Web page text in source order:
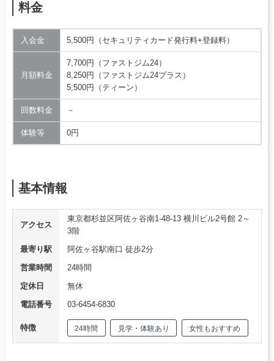
料金
入会金 5,500円（セキュリティカード発行料+登録料）
月額料金
7,700円（ファストジム24）
8,250円（ファストジム24プラス）
5,500円（ティーン）
回数料金 －
体験等 0円
基本情報
アクセス
東京都杉並区阿佐ヶ谷南1-48-13 横川ビル2号館 2～
3階
最寄り駅
阿佐ヶ谷駅南口 徒歩2分
営業時間
24時間
定休日
無休
電話番号
03-6454-6830
特徴 24時間 見学・体験あり 女性もおすすめ